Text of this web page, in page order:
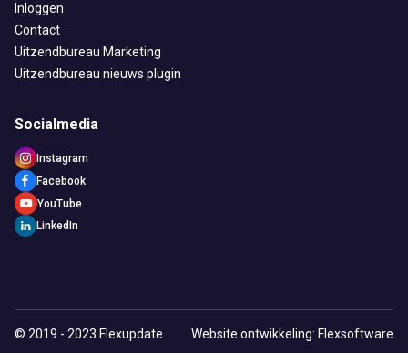
Inloggen
Contact
Uitzendbureau Marketing
Uitzendbureau nieuws plugin
Socialmedia
Instagram
Facebook
YouTube
LinkedIn
© 2019 - 2023 Flexupdate Website ontwikkeling: Flexsoftware